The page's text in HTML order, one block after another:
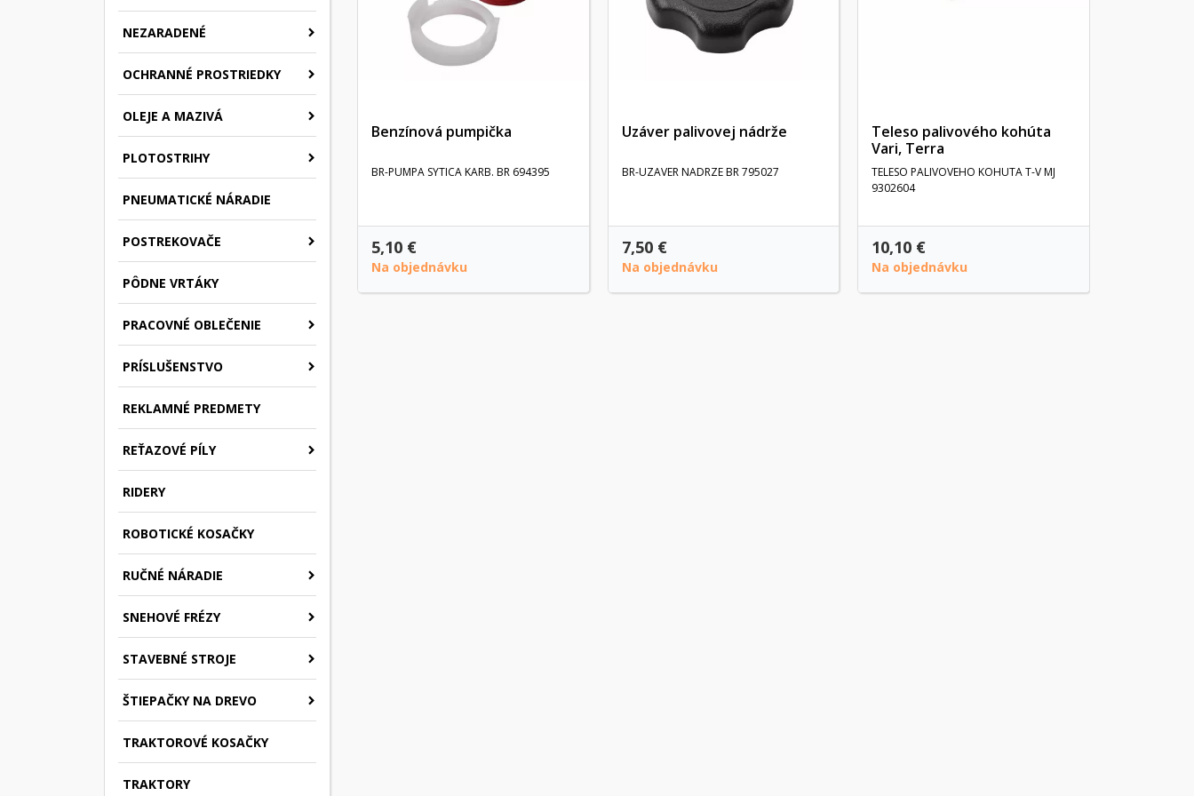
NEZARADENÉ
OCHRANNÉ PROSTRIEDKY
OLEJE A MAZIVÁ
PLOTOSTRIHY
PNEUMATICKÉ NÁRADIE
POSTREKOVAČE
PÔDNE VRTÁKY
PRACOVNÉ OBLEČENIE
PRÍSLUŠENSTVO
REKLAMNÉ PREDMETY
REŤAZOVÉ PÍLY
RIDERY
ROBOTICKÉ KOSAČKY
RUČNÉ NÁRADIE
SNEHOVÉ FRÉZY
STAVEBNÉ STROJE
ŠTIEPAČKY NA DREVO
TRAKTOROVÉ KOSAČKY
TRAKTORY
Benzínová pumpička
BR-PUMPA SYTICA KARB. BR 694395
5,10 €
Na objednávku
Uzáver palivovej nádrže
BR-UZAVER NADRZE BR 795027
7,50 €
Na objednávku
Teleso palivového kohúta
Vari, Terra
TELESO PALIVOVEHO KOHUTA T-V MJ
9302604
10,10 €
Na objednávku